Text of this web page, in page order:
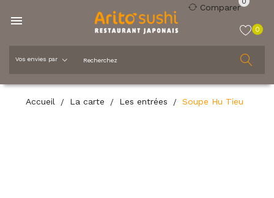

Comparer
0
Accueil La carte Les entrées Soupe Hu Tieu